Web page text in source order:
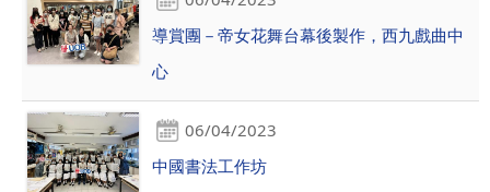
導賞團－帝女花舞台幕後製作，西九戲曲中
心
06/04/2023
中國書法工作坊